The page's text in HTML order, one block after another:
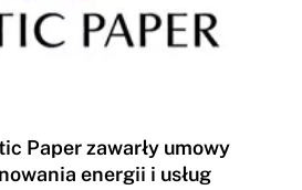
Paper zawarły umowy
energii i usług